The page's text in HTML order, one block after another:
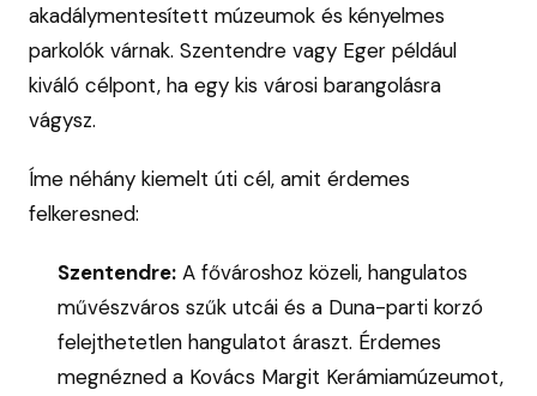
akadálymentesített múzeumok és kényelmes
parkolók várnak. Szentendre vagy Eger például
kiváló célpont, ha egy kis városi barangolásra
vágysz.
Íme néhány kiemelt úti cél, amit érdemes
felkeresned:
Szentendre: A fővároshoz közeli, hangulatos
művészváros szűk utcái és a Duna-parti korzó
felejthetetlen hangulatot áraszt. Érdemes
megnézned a Kovács Margit Kerámiamúzeumot,